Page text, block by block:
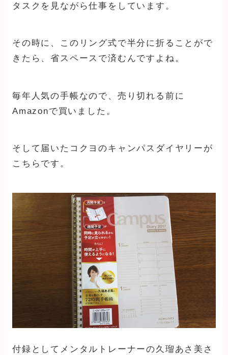
タスクを見ながら仕事をしています。
その時に、このリング式で半分に折ることがで
きたら、省スペースで済むんですよね。
毎年人気の手帳なので、売り切れる前に
Amazonで買いました。
そして届いたコクヨのキャンパスダイヤリーが
こちらです。
付録としてメンタルトレーナーの久瑠あさ美さ